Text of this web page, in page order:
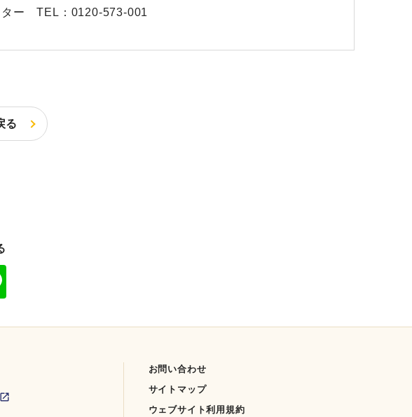
ター TEL：0120-573-001
る
お問い合わせ
サイトマップ
ウェブサイト利用規約